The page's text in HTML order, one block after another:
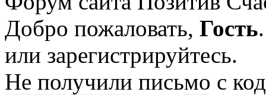
Добро пожаловать, Гость
или зарегистрируйтесь.
Не получили письмо с